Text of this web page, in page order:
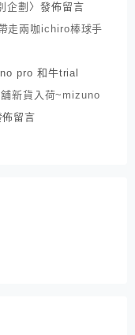
企劃 〉發佈留言
走兩咖ichiro棒球手
pro 和牛trial
新貨入荷~mizuno
佈留言